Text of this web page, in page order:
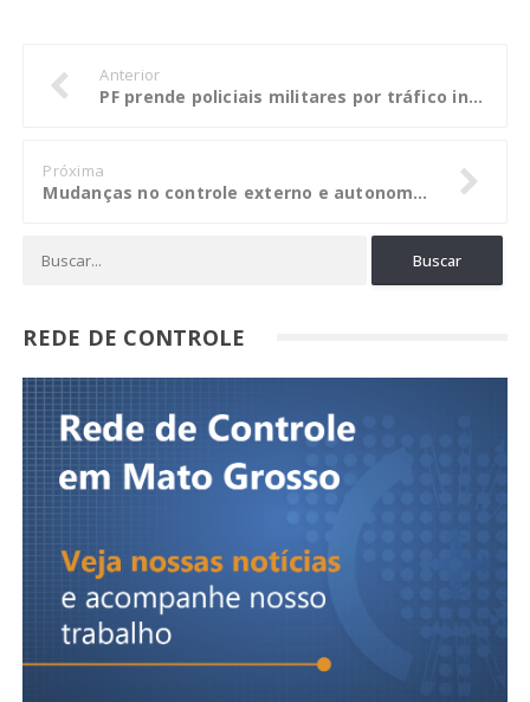
Anterior
PF prende policiais militares por tráfico internacional de armas em MT
Próxima
Mudanças no controle externo e autonomia do MPC são temas do 2º Conacon
REDE DE CONTROLE